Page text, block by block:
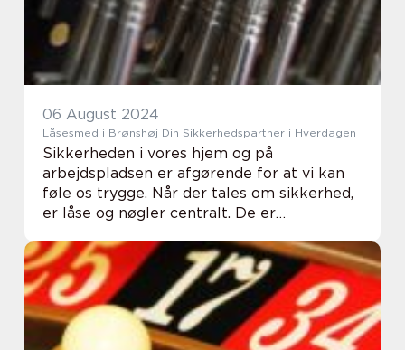
06 August 2024
Låsesmed i Brønshøj Din Sikkerhedspartner i Hverdagen
Sikkerheden i vores hjem og på
arbejdspladsen er afgørende for at vi kan
føle os trygge. Når der tales om sikkerhed,
er låse og nøgler centralt. De er
beskytt...